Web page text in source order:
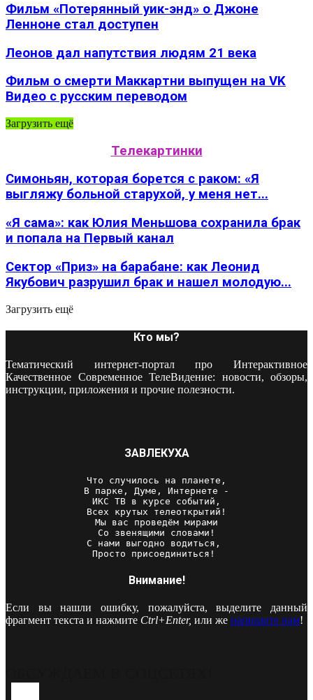
Фильм «Потерянный уик-энд» о Джоне
Ленноне стал доступен
Леонов дал напутствия людям 21 века
Фильм о смерти Маккартни выпущен на VK
Видео с русским переводом
Загрузить ещё
Телекартинки
Симоньян, которая борется с раком: «Я
выгляжу больной старухой, у меня нет...
«Я сама»: как Юлия Меньшова сохранила брак
и попала на Первый канал
Сектор «Приз» на барабане: как Леонид
Якубович разрушил брак и нашел молодую...
Загрузить ещё
Кто мы?
Тематический интернет-портал про Интерактивное
Качественное Современное ТелеВидение: новости, обзоры,
инструкции, приложения и прочие полезности.
ЗАВЛЕКУХА
Что случилось на планете,
В парке, Думе, Интернете -
ИКС ТВ в курсе событий,
Всех крутых телеоткрытий!
Мы вас проведём мирами
Со звенящими словами!
С нами выгодно водиться,
Просто присоединиться!
Внимание!
Если вы нашли ошибку, пожалуйста, выделите данный
фрагмент текста и нажмите Ctrl+Enter, или же напишите нам!